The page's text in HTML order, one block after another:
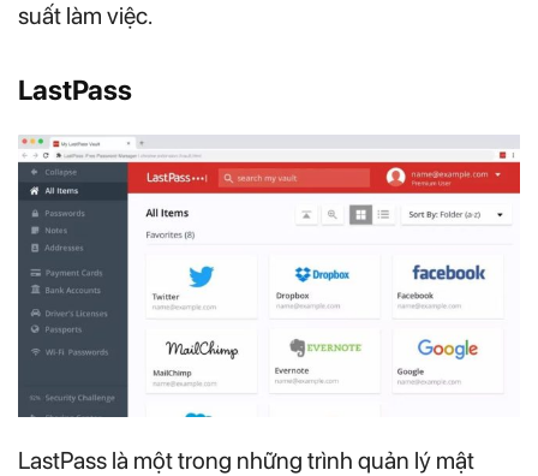
suất làm việc.
LastPass
LastPass là một trong những trình quản lý mật